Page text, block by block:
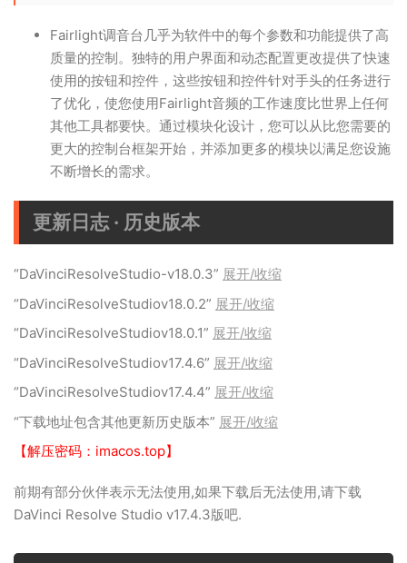
Fairlight调音台几乎为软件中的每个参数和功能提供了高
质量的控制。独特的用户界面和动态配置更改提供了快速
使用的按钮和控件，这些按钮和控件针对手头的任务进行
了优化，使您使用Fairlight音频的工作速度比世界上任何
其他工具都要快。通过模块化设计，您可以从比您需要的
更大的控制台框架开始，并添加更多的模块以满足您设施
不断增长的需求。
更新日志 · 历史版本
“DaVinciResolveStudio-v18.0.3” 展开/收缩
“DaVinciResolveStudiov18.0.2” 展开/收缩
“DaVinciResolveStudiov18.0.1” 展开/收缩
“DaVinciResolveStudiov17.4.6” 展开/收缩
“DaVinciResolveStudiov17.4.4” 展开/收缩
“下载地址包含其他更新历史版本” 展开/收缩
【解压密码：imacos.top】
前期有部分伙伴表示无法使用,如果下载后无法使用,请下载
DaVinci Resolve Studio v17.4.3版吧.